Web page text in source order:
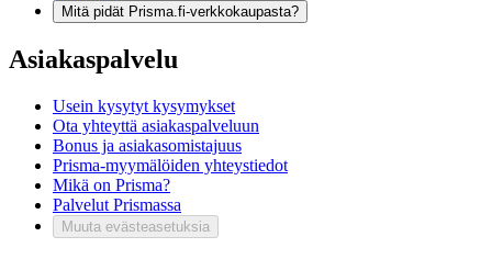
Mitä pidät Prisma.fi-verkkokaupasta?
Asiakaspalvelu
Usein kysytyt kysymykset
Ota yhteyttä asiakaspalveluun
Bonus ja asiakasomistajuus
Prisma-myymälöiden yhteystiedot
Mikä on Prisma?
Palvelut Prismassa
Muuta evästeasetuksia